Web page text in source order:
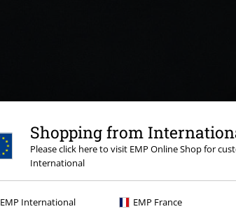
Shopping from
Please click here to visit EMP Online Shop for
International
EMP International EMP France